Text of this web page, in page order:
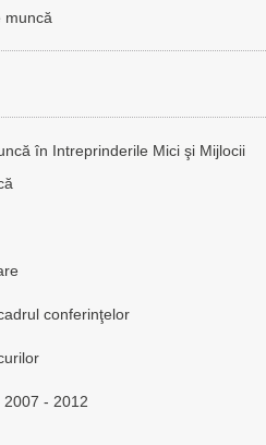
muncă
în Intreprinderile Mici şi Mijlocii
conferinţelor
2007 - 2012